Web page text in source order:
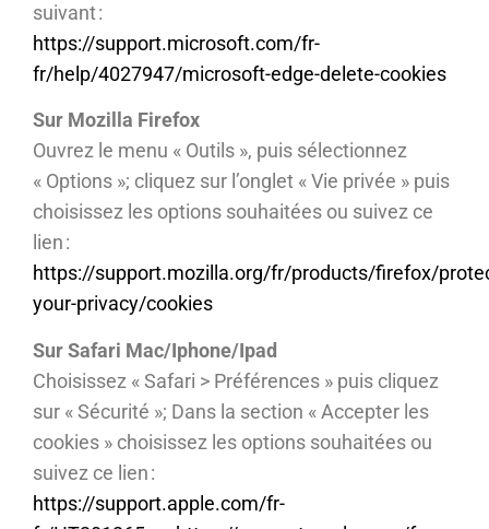
suivant :
https://support.microsoft.com/fr-
fr/help/4027947/microsoft-edge-delete-cookies
Sur Mozilla Firefox
Ouvrez le menu « Outils », puis sélectionnez
« Options »; cliquez sur l’onglet « Vie privée » puis
choisissez les options souhaitées ou suivez ce
lien :
https://support.mozilla.org/fr/products/firefox/
your-privacy/cookies
Sur Safari Mac/Iphone/Ipad
Choisissez « Safari > Préférences » puis cliquez
sur « Sécurité »; Dans la section « Accepter les
cookies » choisissez les options souhaitées ou
suivez ce lien :
https://support.apple.com/fr-